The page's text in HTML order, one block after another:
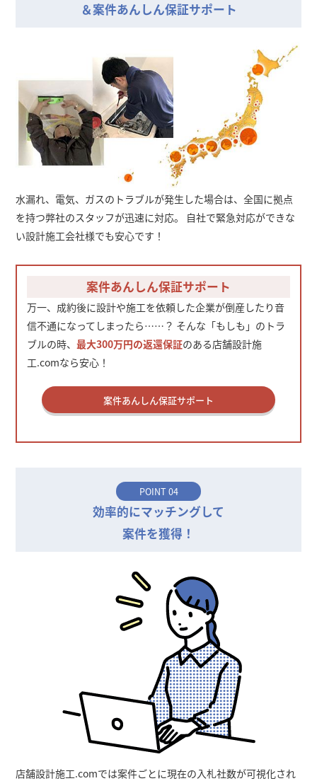
＆案件あんしん保証サポート
水漏れ、電気、ガスのトラブルが発生した場合は、全国に拠点
を持つ弊社のスタッフが迅速に対応。 自社で緊急対応ができな
い設計施工会社様でも安心です！
案件あんしん保証サポート
万一、成約後に設計や施工を依頼した企業が倒産したり音
信不通になってしまったら……？ そんな「もしも」のトラ
ブルの時、最大300万円の返還保証のある店舗設計施
工.comなら安心！
案件あんしん保証サポート
POINT 04
効率的にマッチングして
案件を獲得！
店舗設計施工.comでは案件ごとに現在の入札社数が可視化され